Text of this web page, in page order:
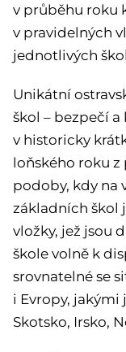
v průběhu roku
v pravidelných
jednotlivých
Unikátní
škol – bezpečí
v historicky
loňského roku
podoby, kdy na
základních škol
vložky, jež jsou
škole volně k
srovnatelné se
i Evropy, jakými
Skotsko, Irsko,